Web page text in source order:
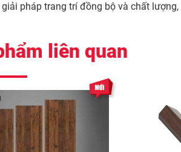
pháp trang trí đồng bộ và chất
liên quan